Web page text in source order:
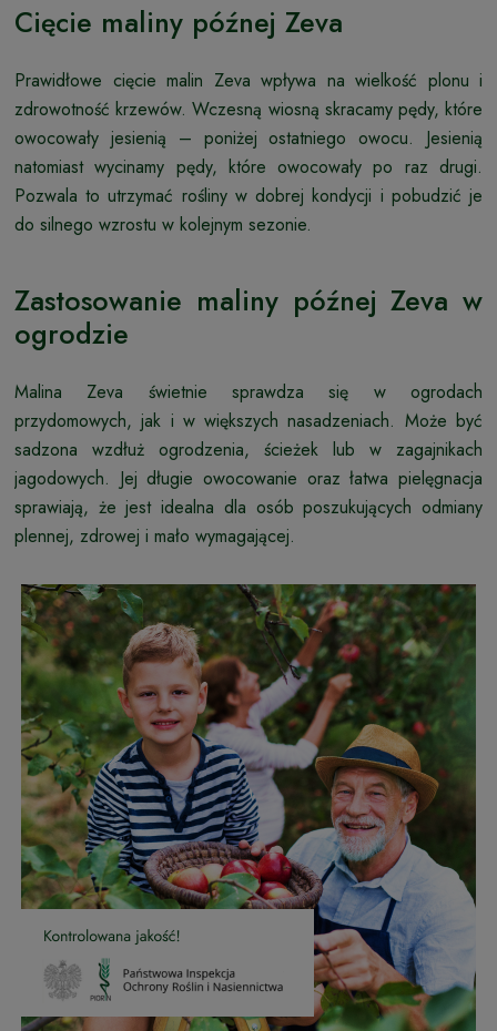
Cięcie maliny późnej Zeva
Prawidłowe cięcie malin Zeva wpływa na wielkość plonu i
zdrowotność krzewów. Wczesną wiosną skracamy pędy, które
owocowały jesienią – poniżej ostatniego owocu. Jesienią
natomiast wycinamy pędy, które owocowały po raz drugi.
Pozwala to utrzymać rośliny w dobrej kondycji i pobudzić je
do silnego wzrostu w kolejnym sezonie.
Zastosowanie maliny późnej Zeva w
ogrodzie
Malina Zeva świetnie sprawdza się w ogrodach
przydomowych, jak i w większych nasadzeniach. Może być
sadzona wzdłuż ogrodzenia, ścieżek lub w zagajnikach
jagodowych. Jej długie owocowanie oraz łatwa pielęgnacja
sprawiają, że jest idealna dla osób poszukujących odmiany
plennej, zdrowej i mało wymagającej.